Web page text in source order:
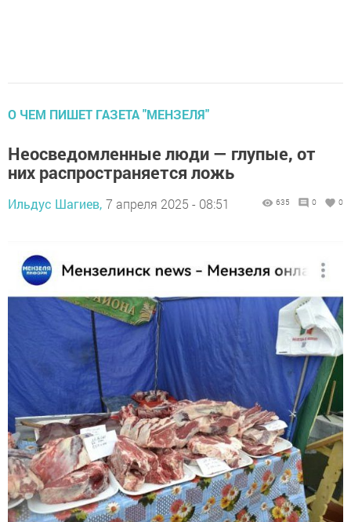
О ЧЕМ ПИШЕТ ГАЗЕТА "МЕНЗЕЛЯ"
Неосведомленные люди — глупые, от
них распространяется ложь
Ильдус Шагиев, 7 апреля 2025 - 08:51 635 0 0